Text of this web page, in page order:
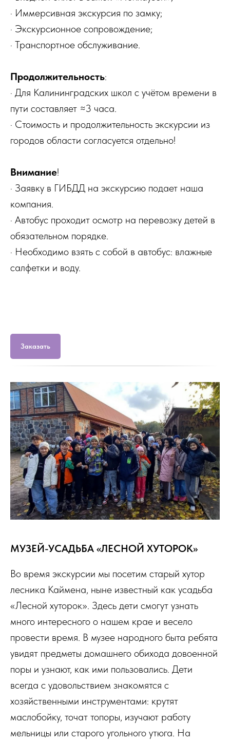
· Иммерсивная экскурсия по замку;
· Экскурсионное сопровождение;
· Транспортное обслуживание.
Продолжительность:
· Для Калининградских школ с учётом времени в
пути составляет ≈3 часа.
· Стоимость и продолжительность экскурсии из
городов области согласуется отдельно!
Внимание!
· Заявку в ГИБДД на экскурсию подает наша
компания.
· Автобус проходит осмотр на перевозку детей в
обязательном порядке.
· Необходимо взять с собой в автобус: влажные
салфетки и воду.
Заказать
МУЗЕЙ-УСАДЬБА «ЛЕСНОЙ ХУТОРОК»
Во время экскурсии мы посетим старый хутор
лесника Каймена, ныне известный как усадьба
«Лесной хуторок». Здесь дети смогут узнать
много интересного о нашем крае и весело
провести время. В музее народного быта ребята
увидят предметы домашнего обихода довоенной
поры и узнают, как ими пользовались. Дети
всегда с удовольствием знакомятся с
хозяйственными инструментами: крутят
маслобойку, точат топоры, изучают работу
мельницы или старого угольного утюга. На